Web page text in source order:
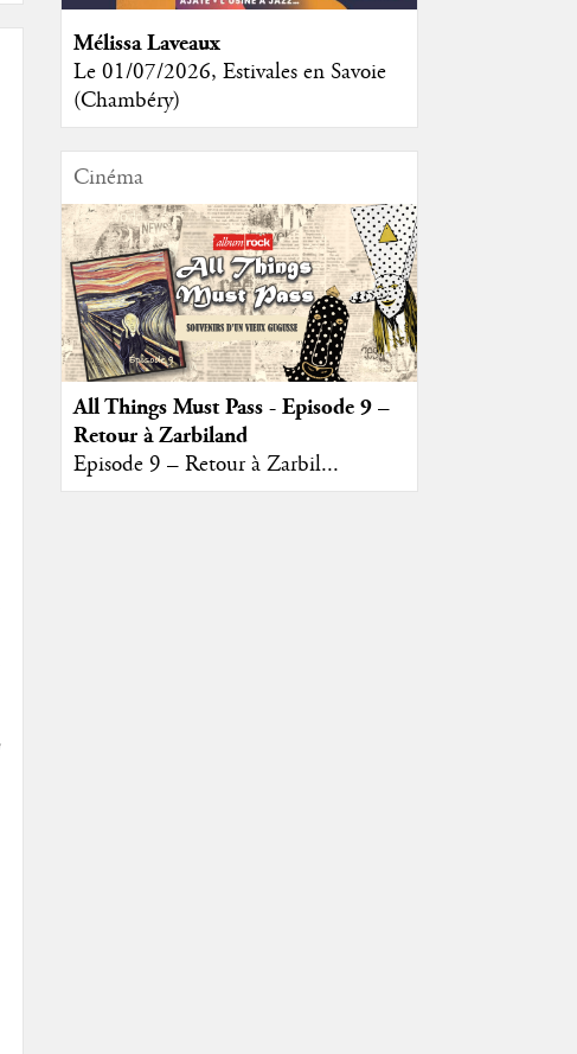
Mélissa Laveaux
Le 01/07/2026, Estivales en Savoie
(Chambéry)
Cinéma
All Things Must Pass - Episode 9 –
Retour à Zarbiland
Episode 9 – Retour à Zarbil...